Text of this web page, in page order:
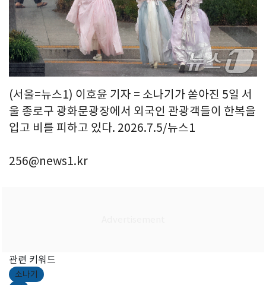
(서울=뉴스1) 이호윤 기자 = 소나기가 쏟아진 5일 서
울 종로구 광화문광장에서 외국인 관광객들이 한복을
입고 비를 피하고 있다. 2026.7.5/뉴스1
256@news1.kr
관련 키워드
소나기